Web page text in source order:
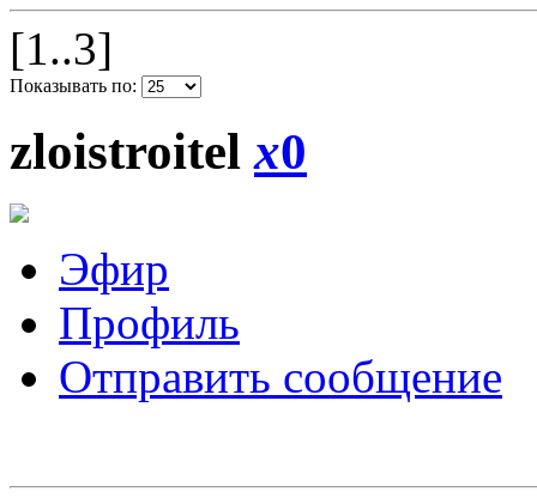
[1..3]
Показывать по:
zloistroitelx0
Эфир
Профиль
Отправить сообщение